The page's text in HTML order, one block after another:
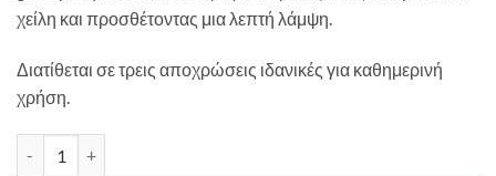
χείλη και προσθέτοντας μια λεπτή λάμψη.
Διατίθεται σε τρεις αποχρώσεις ιδανικές για καθημερινή
χρήση.